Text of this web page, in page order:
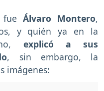
fueÁlvaro Montero,
y quién ya en la
explicó a sus
, sin embargo, la
imágenes: